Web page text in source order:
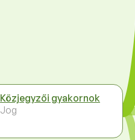
Közjegyzői gyakornok
Jog